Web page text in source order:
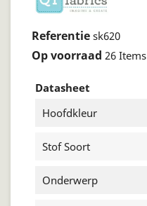
Referentie sk620
Op voorraad 26 Items
Datasheet
Hoofdkleur
Stof Soort
Onderwerp